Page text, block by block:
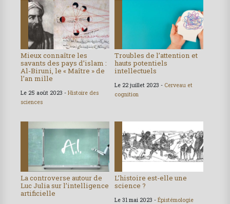
Mieux connaître les
savants des pays d’islam :
Al-Biruni, le « Maître » de
l’an mille
Le 25 août 2023 - Histoire des
sciences
Troubles de l’attention et
hauts potentiels
intellectuels
Le 22 juillet 2023 - Cerveau et
cognition
La controverse autour de
Luc Julia sur l’intelligence
artificielle
L’histoire est-elle une
science ?
Le 31 mai 2023 - Épistémologie